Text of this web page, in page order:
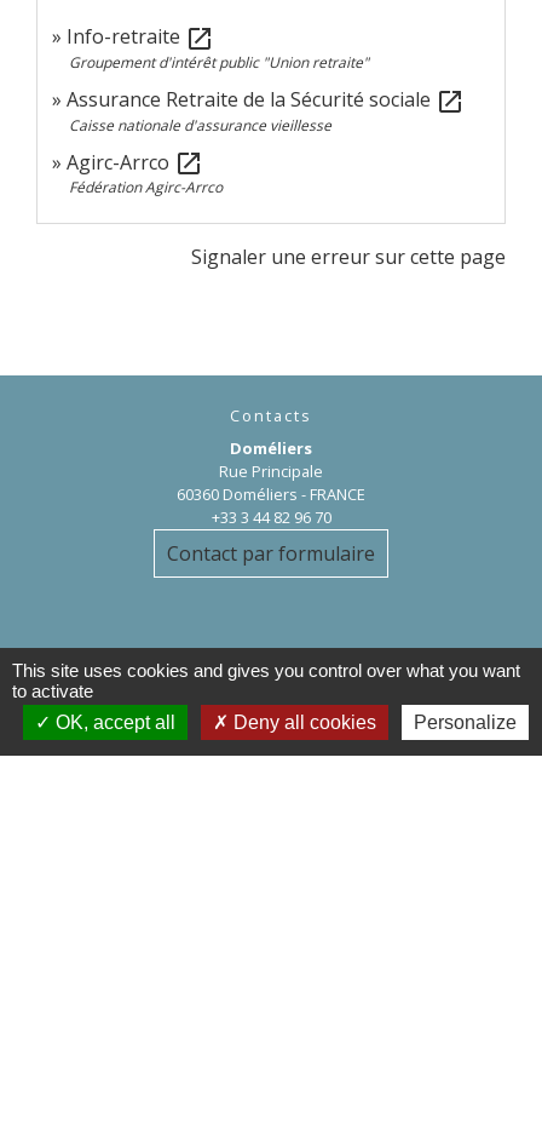
Info-retraite open_in_new
Groupement d'intérêt public "Union retraite"
Assurance Retraite de la Sécurité sociale open_in_new
Caisse nationale d'assurance vieillesse
Agirc-Arrco open_in_new
Fédération Agirc-Arrco
Signaler une erreur sur cette page
Contacts
Doméliers
Rue Principale
60360 Doméliers - FRANCE
+33 3 44 82 96 70
Contact par formulaire
Liens
This site uses cookies and gives you control over what you want
to activate
OK, accept all
Deny all cookies Personalize